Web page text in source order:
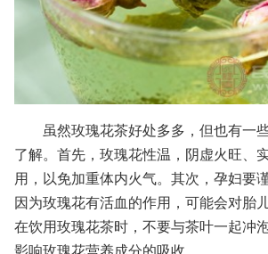
虽然玫瑰花茶好处多多，但也有一
了解。首先，玫瑰花性温，阴虚火旺、
用，以免加重体内火气。其次，孕妇要
因为玫瑰花有活血的作用，可能会对胎
在饮用玫瑰花茶时，不要与茶叶一起冲
影响玫瑰花营养成分的吸收。